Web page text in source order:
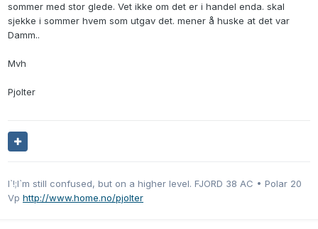
sommer med stor glede. Vet ikke om det er i handel enda. skal
sjekke i sommer hvem som utgav det. mener å huske at det var
Damm..
Mvh
Pjolter
I`!;I`m still confused, but on a higher level. FJORD 38 AC • Polar 20
Vp http://www.home.no/pjolter